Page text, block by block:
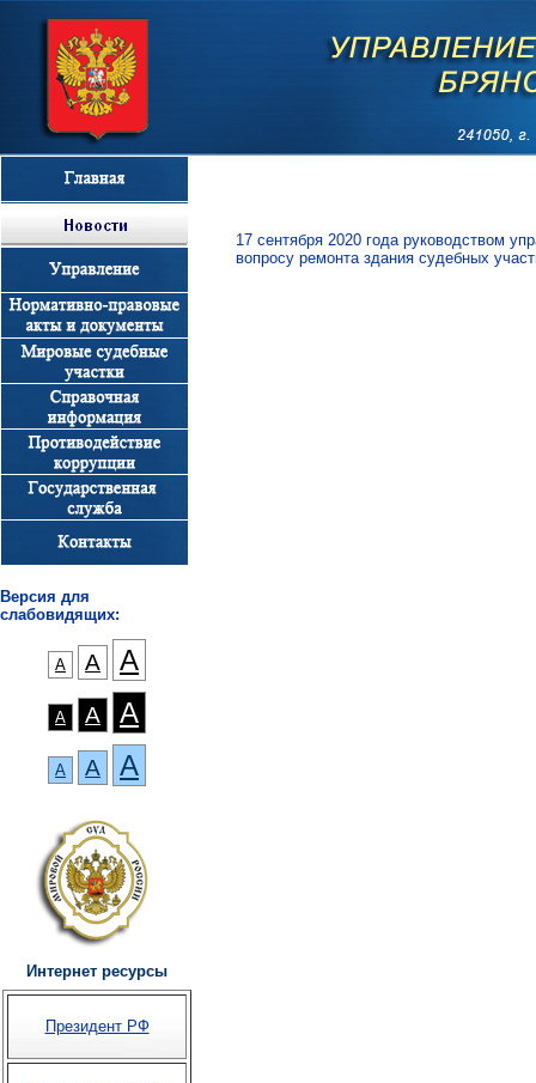
Версия для
слабовидящих:
А А А
А А А
А А А
Интернет ресурсы
Президент РФ
17 сентября 2020 года руководством
вопросу ремонта здания судебных